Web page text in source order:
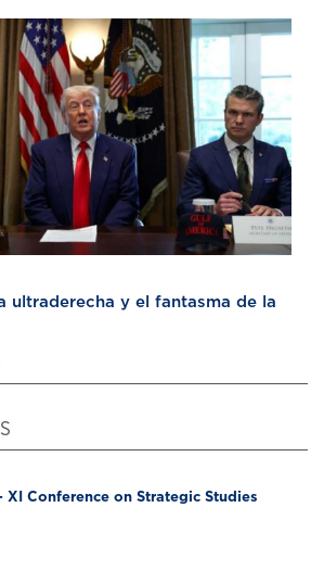
ultraderecha y el fantasma de la
XI Conference on Strategic Studies